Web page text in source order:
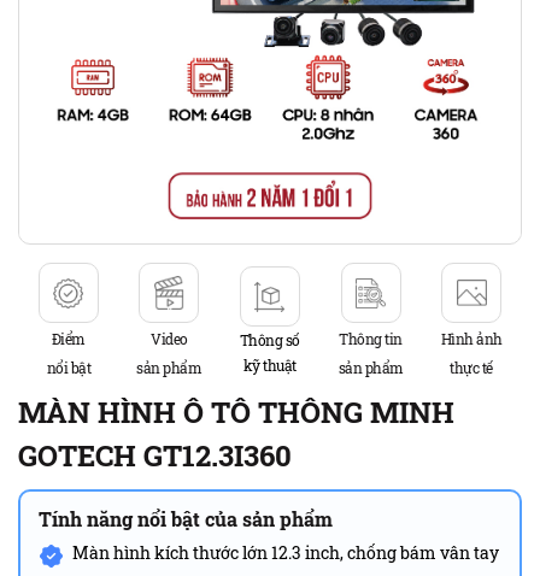
Điểm
nổi bật
Video
sản phẩm
Thông số
kỹ thuật
Thông tin
sản phẩm
Hình ảnh
thực tế
MÀN HÌNH Ô TÔ THÔNG MINH
GOTECH GT12.3I360
Tính năng nổi bật của sản phẩm
Màn hình kích thước lớn 12.3 inch, chống bám vân tay